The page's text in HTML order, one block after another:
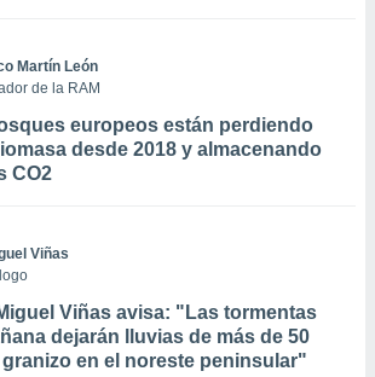
Martín León
de la RAM
europeos están perdiendo
desde 2018 y almacenando
CO2
Viñas
Viñas avisa: "Las tormentas
dejarán lluvias de más de 50
granizo en el noreste peninsular"